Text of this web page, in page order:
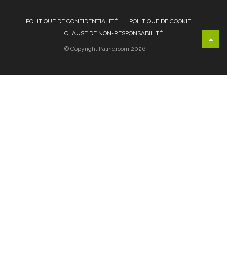
POLITIQUE DE CONFIDENTIALITÉ
POLITIQUE DE COOKIE
CLAUSE DE NON-RESPONSABILITÉ
© Copyright Palindroom 2026